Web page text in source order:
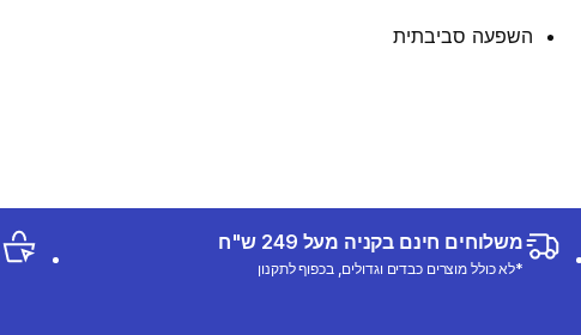
השפעה סביבתית
משלוחים חינם בקניה מעל 249 ש"ח
*לא כולל מוצרים כבדים וגדולים, בכפוף לתקנון